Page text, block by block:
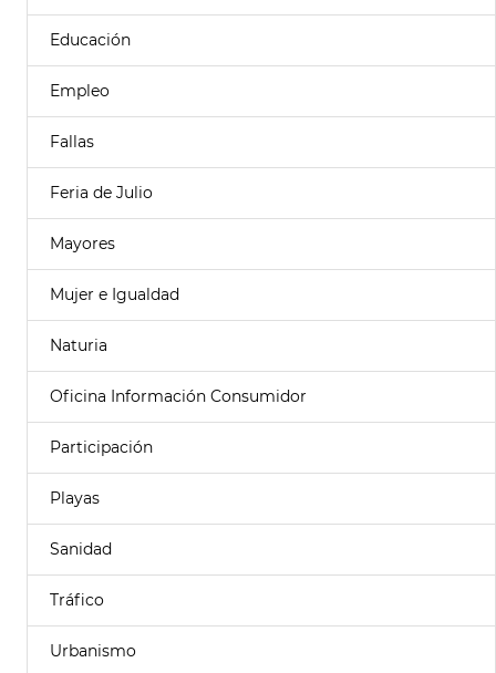
Educación
Empleo
Fallas
Feria de Julio
Mayores
Mujer e Igualdad
Naturia
Oficina Información Consumidor
Participación
Playas
Sanidad
Tráfico
Urbanismo